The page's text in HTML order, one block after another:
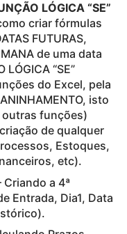
LÓGICA “SE”
criar fórmulas
FUTURAS,
de uma data
“SE”
do Excel, pela
isto
outras funções)
de qualquer
Estoques,
etc).
Criando a 4ª
Entrada, Dia1, Data